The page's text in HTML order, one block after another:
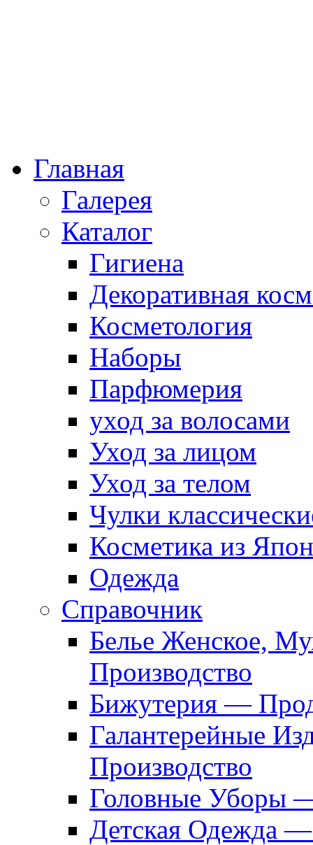
Главная
Галерея
Каталог
Гигиена
Декоративная
Косметология
Наборы
Парфюмерия
уход за волосами
Уход за лицом
Уход за телом
Чулки
Косметика из
Одежда
Справочник
Белье Женское,
Производство
Бижутерия —
Галантерейные
Производство
Головные Уборы
Детская Одежда